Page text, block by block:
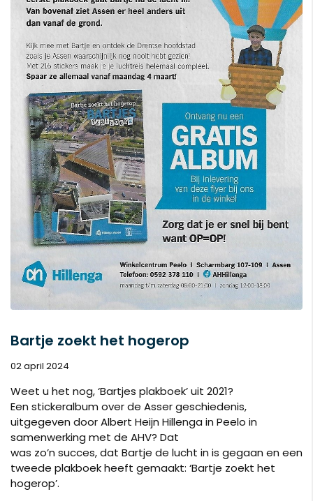
Bartje zoekt het hogerop
02 april 2024
Weet u het nog, ‘Bartjes plakboek’ uit 2021?
Een stickeralbum over de Asser geschiedenis,
uitgegeven door Albert Heijn Hillenga in Peelo in
samenwerking met de AHV? Dat
was zo’n succes, dat Bartje de lucht in is gegaan en een
tweede plakboek heeft gemaakt: ‘Bartje zoekt het
hogerop’.